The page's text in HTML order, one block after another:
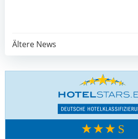
Post
navigation
Ältere News